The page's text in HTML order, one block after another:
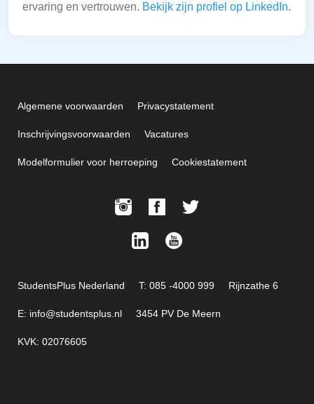
ervaring en vertrouwen. Bekijk zijn profiel op LinkedIn.
Algemene voorwaarden Privacystatement
Inschrijvingsvoorwaarden Vacatures
Modelformulier voor herroeping Cookiestatement
StudentsPlus Nederland T: 085 -4000 999 Rijnzathe 6
E: info@studentsplus.nl 3454 PV De Meern
KVK: 02076605